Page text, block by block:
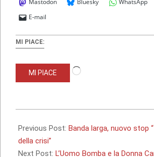
Mastodon Bluesky WhatsApp
E-mail
MI PIACE:
MI PIACE
11-
06
Previous Post: Banda larga, nuovo stop
della crisi”
Next Post: L’Uomo Bomba e la Donna